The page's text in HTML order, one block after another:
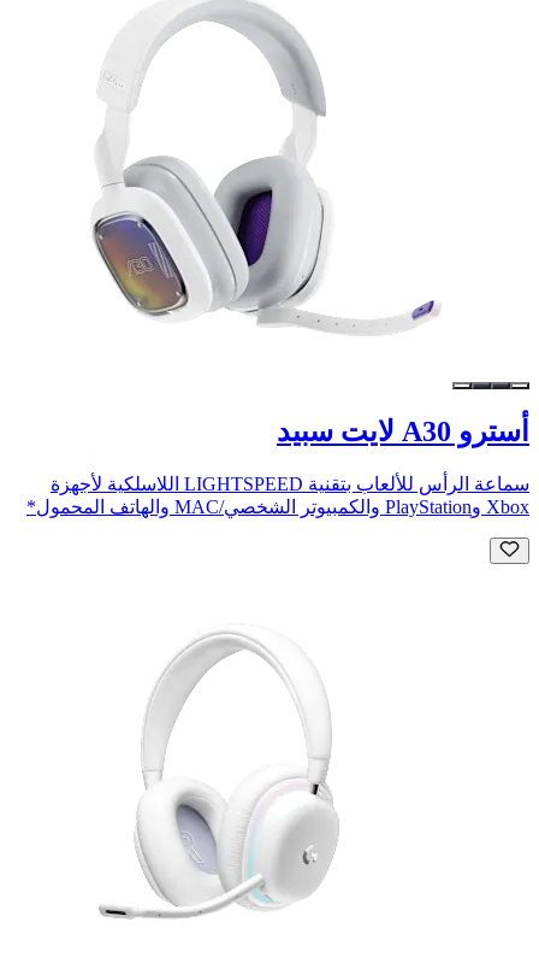
أسترو A30 لايت سبيد
سماعة الرأس للألعاب بتقنية LIGHTSPEED اللاسلكية لأجهزة
Xbox وPlayStation والكمبيوتر الشخصي/MAC والهاتف المحمول*